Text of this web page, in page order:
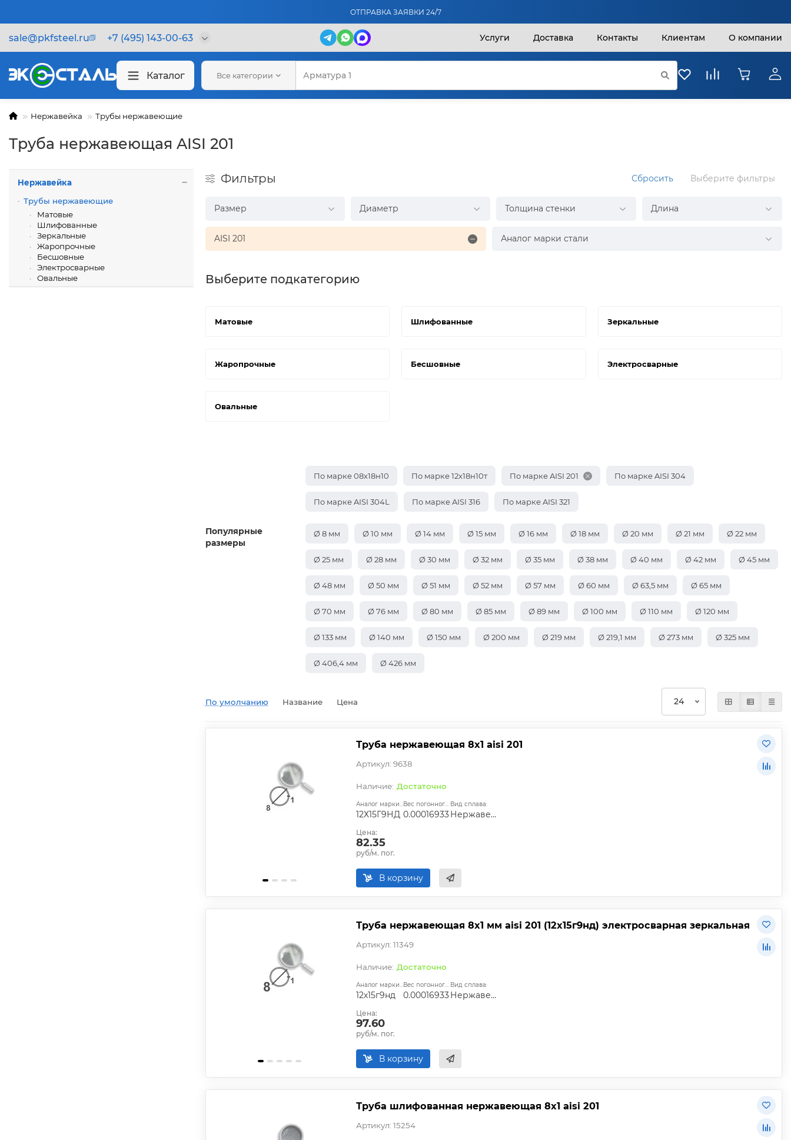
ОТПРАВКА ЗАЯВКИ 24/7
sale@pkfsteel.ru +7 (495) 143-00-63 Услуги Доставка Контакты Клиентам О компании
Каталог Все категории
Нержавейка Трубы нержавеющие
Труба нержавеющая AISI 201
Нержавейка
Трубы нержавеющие
Матовые
Шлифованные
Зеркальные
Жаропрочные
Бесшовные
Электросварные
Овальные
Фильтры Сбросить Выберите фильтры
Размер Диаметр Толщина стенки Длина
AISI 201 Аналог марки стали
Выберите подкатегорию
Матовые Шлифованные Зеркальные
Жаропрочные Бесшовные Электросварные
Овальные
По марке 08х18н10 По марке 12х18н10т По марке AISI 201 По марке AISI 304
По марке AISI 304L По марке AISI 316 По марке AISI 321
Популярные
размеры
Ø 8 мм Ø 10 мм Ø 14 мм Ø 15 мм Ø 16 мм Ø 18 мм Ø 20 мм Ø 21 мм Ø 22 мм
Ø 25 мм Ø 28 мм Ø 30 мм Ø 32 мм Ø 35 мм Ø 38 мм Ø 40 мм Ø 42 мм Ø 45 мм
Ø 48 мм Ø 50 мм Ø 51 мм Ø 52 мм Ø 57 мм Ø 60 мм Ø 63,5 мм Ø 65 мм
Ø 70 мм Ø 76 мм Ø 80 мм Ø 85 мм Ø 89 мм Ø 100 мм Ø 110 мм Ø 120 мм
Ø 133 мм Ø 140 мм Ø 150 мм Ø 200 мм Ø 219 мм Ø 219,1 мм Ø 273 мм Ø 325 мм
Ø 406,4 мм Ø 426 мм
По умолчанию Название Цена
Труба нержавеющая 8х1 aisi 201
Артикул: 9638
Достаточно
Аналог марки стали:
12Х15Г9НД
Вес погонного метра, т.:
0.00016933
Вид сплава:
Нержавеющий
Цена:
82.35
руб/м. пог.
В корзину
Труба нержавеющая 8х1 мм aisi 201 (12х15г9нд) электросварная зеркальная
Артикул: 11349
Достаточно
Аналог марки стали:
12х15г9нд
Вес погонного метра, т.:
0.00016933
Вид сплава:
Нержавеющая сталь
Цена:
97.60
руб/м. пог.
В корзину
Труба шлифованная нержавеющая 8х1 aisi 201
Артикул: 15254